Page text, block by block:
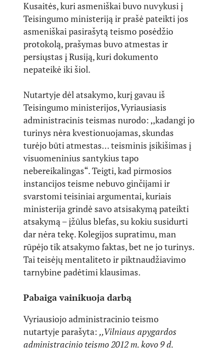
Kusaitės, kuri asmeniškai buvo nuvykusi į
Teisingumo ministeriją ir prašė pateikti jos
asmeniškai pasirašytą teismo posėdžio
protokolą, prašymas buvo atmestas ir
persiųstas į Rusiją, kuri dokumento
nepateikė iki šiol.
Nutartyje dėl atsakymo, kurį gavau iš
Teisingumo ministerijos, Vyriausiasis
administracinis teismas nurodo: ,,kadangi jo
turinys nėra kvestionuojamas, skundas
turėjo būti atmestas… teisminis įsikišimas į
visuomeninius santykius tapo
nebereikalingas“. Teigti, kad pirmosios
instancijos teisme nebuvo ginčijami ir
svarstomi teisiniai argumentai, kuriais
ministerija grindė savo atsisakymą pateikti
atsakymą – įžūlus blefas, su kokiu susidurti
dar nėra tekę. Kolegijos supratimu, man
rūpėjo tik atsakymo faktas, bet ne jo turinys.
Tai teisėjų mentaliteto ir piktnaudžiavimo
tarnybine padėtimi klausimas.
Pabaiga vainikuoja darbą
Vyriausiojo administracinio teismo
nutartyje parašyta: ,,Vilniaus apygardos
administracinio teismo 2012 m. kovo 9 d.